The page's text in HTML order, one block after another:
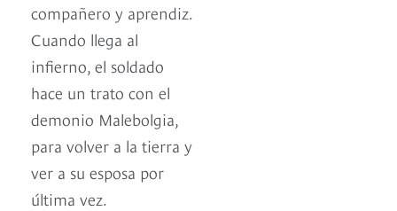
compañero y aprendiz.
Cuando llega al
infierno, el soldado
hace un trato con el
demonio Malebolgia,
para volver a la tierra y
ver a su esposa por
última vez.